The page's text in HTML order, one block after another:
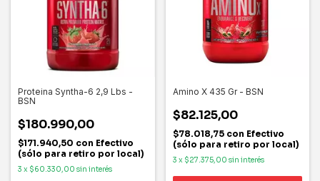
Proteina Syntha-6 2,9 Lbs -
BSN
$180.990,00
$171.940,50 con Efectivo
(sólo para retiro por local)
3 x $60.330,00 sin interés
Amino X 435 Gr - BSN
$82.125,00
$78.018,75 con Efectivo
(sólo para retiro por local)
3 x $27.375,00 sin interés